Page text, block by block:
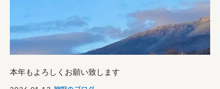
本年もよろしくお願い致します